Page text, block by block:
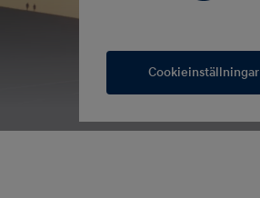
Cookieinställningar